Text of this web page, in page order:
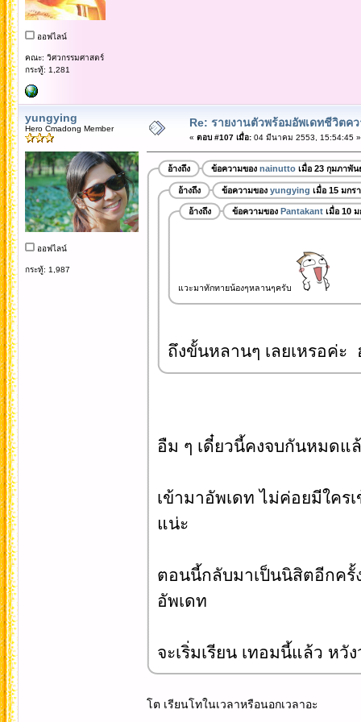
ออฟไลน์
คณะ: วิศวกรรมศาสตร์
กระทู้: 1,281
yungying
Hero Cmadong Member
ออฟไลน์
กระทู้: 1,987
Re: รายงานตัวพร้อมอัพเดทชีวิตค
« ตอบ #107 เมื่อ:04 มีนาคม 2553, 15:54:45 »
อ้างถึง ข้อความของ nainuttoเมื่อ 23 กุมภาพัน
อ้างถึง ข้อความของ yungying เมื่อ 15 มกร
อ้างถึง ข้อความของ Pantakantเมื่อ 10 ม
แวะมาทักทายน้องๆหลานๆครับ
ถึงขั้นหลานๆ เลยเหรอค่ะ
อืม ๆ เดี๋ยวนี้คงจบกันหมดแ
เข้ามาอัพเดท ไม่ค่อยมีใคร
แน่ะ
ตอนนี้กลับมาเป็นนิสิตอีกครั้
อัพเดท
จะเริ่มเรียน เทอมนี้แล้ว หวั
โต เรียนโทในเวลาหรือนอกเวลาอะ